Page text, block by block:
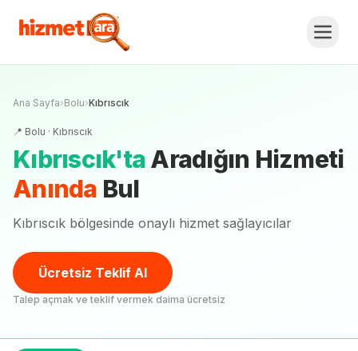
Ana Sayfa›Bolu›Kıbrıscık
📍 Bolu · Kıbrıscık
Kıbrıscık'taAradığın Hizmeti
Anında Bul
Kıbrıscık bölgesinde onaylı hizmet sağlayıcılar
Ücretsiz Teklif Al
Talep açmak ve teklif vermek daima ücretsiz